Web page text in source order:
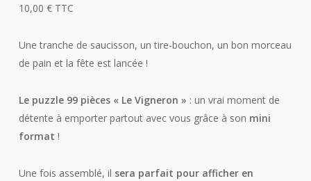
10,00 € TTC
Une tranche de saucisson, un tire-bouchon, un bon morceau
de pain et la fête est lancée !
Le puzzle 99 pièces « Le Vigneron » : un vrai moment de
détente à emporter partout avec vous grâce à son mini
format !
Une fois assemblé, il sera parfait pour afficher en